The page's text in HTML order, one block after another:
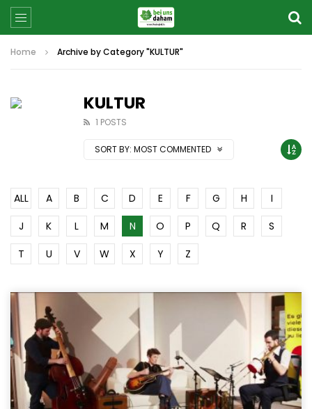
Home Archive by Category "KULTUR"
KULTUR
1 POSTS
SORT BY: MOST COMMENTED
ALL A B C D E F G H
I
J
K L M N O P Q R
S
T
U V W X Y Z